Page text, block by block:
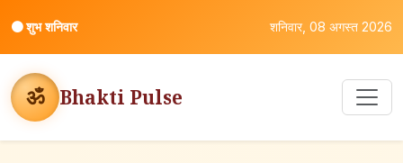
⚫शुभ शनिवार शनिवार, 08 अगस्त 2026
ॐ Bhakti Pulse